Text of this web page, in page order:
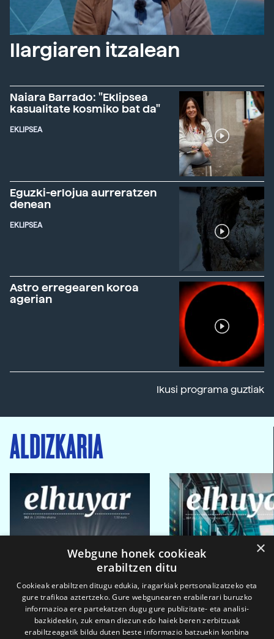
Ilargiaren itzalean
Naiara Barrado: "Eklipsea
kasualitate kosmiko bat da"
EKLIPSEA
Eguzki-erlojua aurreratzen
denean
EKLIPSEA
Astro erregearen koroa
agerian
Ikusi programa guztiak
ALDIZKARIA
×
Webgune honek cookieak
erabiltzen ditu
Cookieak erabiltzen ditugu edukia, iragarkiak pertsonalizatzeko eta
gure trafikoa aztertzeko. Gure webgunearen erabilerari buruzko
informazioa ere partekatzen dugu gure publizitate- eta analisi-
bazkideekin, zuk eman diezun edo haiek beren zerbitzuak
erabiltzeagatik bildu duten beste informazio batzuekin konbina